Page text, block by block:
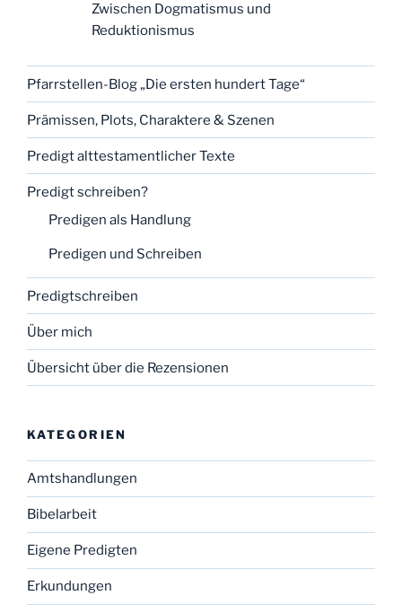
Zwischen Dogmatismus und
Reduktionismus
Pfarrstellen-Blog „Die ersten hundert Tage“
Prämissen, Plots, Charaktere & Szenen
Predigt alttestamentlicher Texte
Predigt schreiben?
Predigen als Handlung
Predigen und Schreiben
Predigtschreiben
Über mich
Übersicht über die Rezensionen
KATEGORIEN
Amtshandlungen
Bibelarbeit
Eigene Predigten
Erkundungen